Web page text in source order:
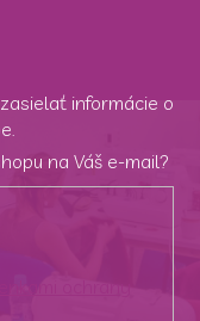
informácie o
na Váš e-mail?